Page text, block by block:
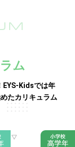
ム
EYS-Kidsでは年
たカリキュラム